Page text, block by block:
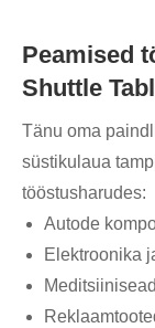
Peamised
Shuttle
Tänu oma
süstikulaua
tööstusharudes:
Autode
Elektroonika